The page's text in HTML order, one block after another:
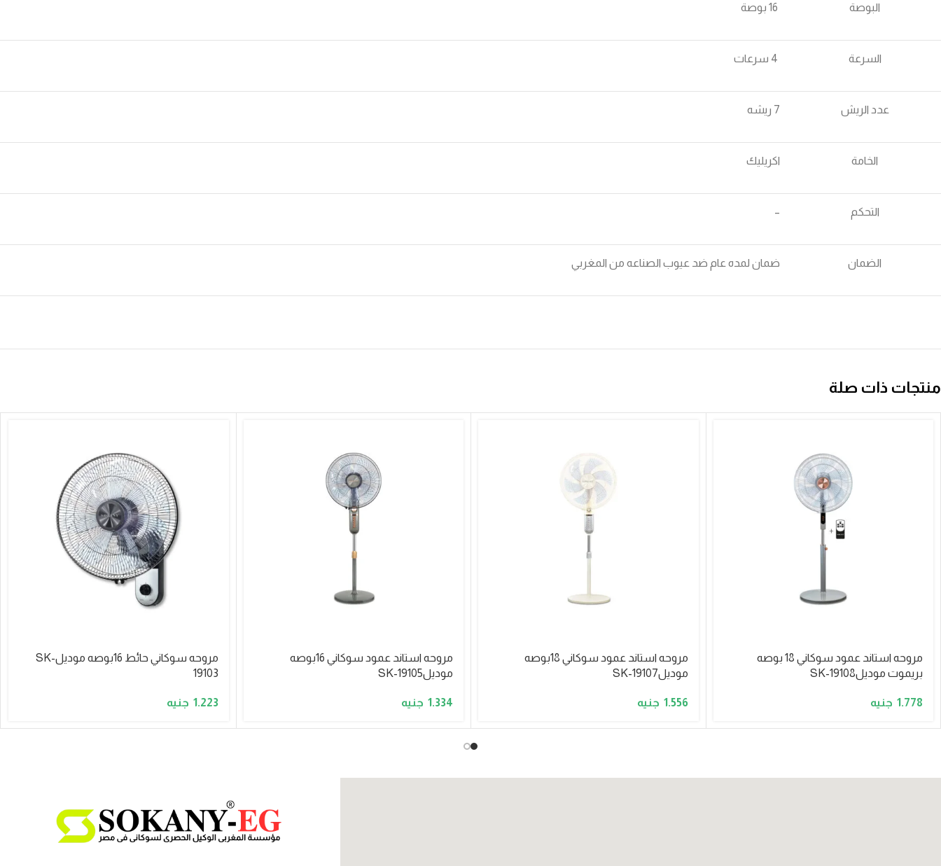
البوصة
السرعة
عدد الريش 7 ريشه
الخامة اكريليك
التحكم –
الضمان ضمان لمده عام ضد عيوب الصناعه من المغربي
منتجات ذات صلة
مروحه استاند عمود سوكاني 18 بوصه
بريموت موديلSK-19108
1.778
مروحه استاند عمود سوكاني 18بوصه
موديلSK-19107
1.556
مروحه استاند عمود سوكاني 16بوصه
موديلSK-19105
1.334
مروحه سوكاني حائط 16بوصه موديلSK-
19103
1.223